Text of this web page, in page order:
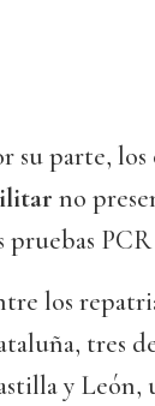
su parte, los
no
pruebas
los
tres
y León,